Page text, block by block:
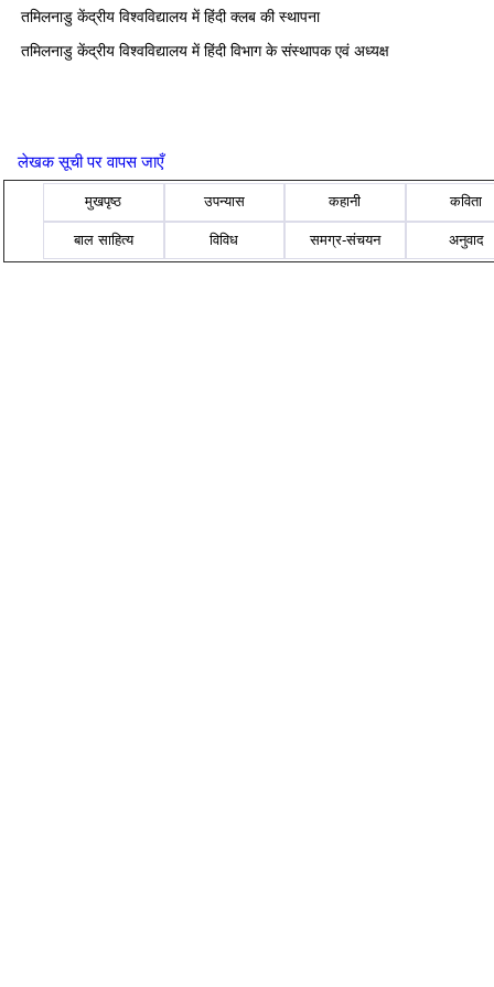
तमिलनाडु केंद्रीय विश्वविद्यालय में हिंदी क्लब की स्थापना
तमिलनाडु केंद्रीय विश्वविद्यालय में हिंदी विभाग के संस्थापक एवं अध्यक्ष
लेखक सूची पर वापस जाएँ
मुखपृष्ठ उपन्यास कहानी कविता
बाल साहित्य विविध समग्र-संचयन अनुवाद